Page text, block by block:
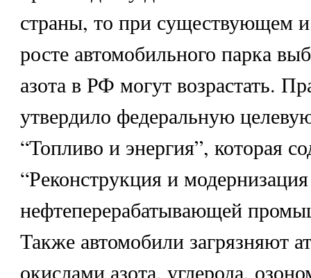
страны, то при существующем
росте автомобильного парка
азота в РФ могут возрастать.
утвердило федеральную
“Топливо и энергия”, которая
“Реконструкция и
нефтеперерабатывающей
Также автомобили загрязняют
окислами азота, углерода,